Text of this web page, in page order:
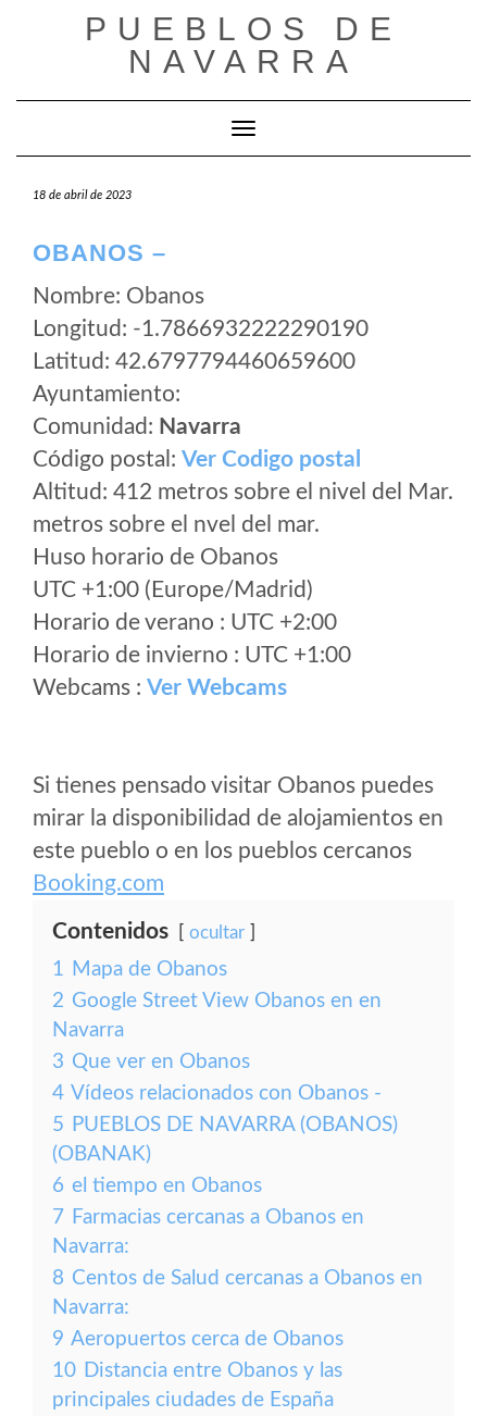
PUEBLOS DE
NAVARRA
Cambiar modo de navegación
18 de abril de 2023
OBANOS –
Nombre: Obanos
Longitud: -1.7866932222290190
Latitud: 42.6797794460659600
Ayuntamiento:
Comunidad: Navarra
Código postal: Ver Codigo postal
Altitud: 412 metros sobre el nivel del Mar.
metros sobre el nvel del mar.
Huso horario de Obanos
UTC +1:00 (Europe/Madrid)
Horario de verano : UTC +2:00
Horario de invierno : UTC +1:00
Webcams : Ver Webcams
Si tienes pensado visitar Obanos puedes
mirar la disponibilidad de alojamientos en
este pueblo o en los pueblos cercanos
Booking.com
Contenidos ocultar
1 Mapa de Obanos
2 Google Street View Obanos en en
Navarra
3 Que ver en Obanos
4 Vídeos relacionados con Obanos -
5 PUEBLOS DE NAVARRA (OBANOS)
(OBANAK)
6 el tiempo en Obanos
7 Farmacias cercanas a Obanos en
Navarra:
8 Centos de Salud cercanas a Obanos en
Navarra:
9 Aeropuertos cerca de Obanos
10 Distancia entre Obanos y las
principales ciudades de España